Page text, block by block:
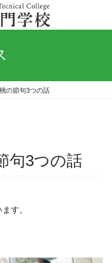
の節句3つの話
句3つの話
す。